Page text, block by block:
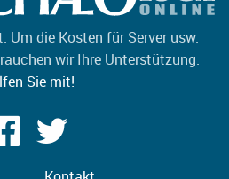
Um die Kosten für Server usw.
wir Ihre Unterstützung.
Sie mit!